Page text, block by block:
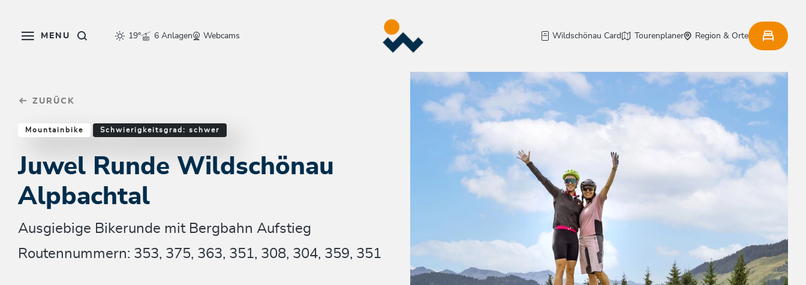
MENU 19° 6 Anlagen Webcams Wildschönau Card Tourenplaner Region & Orte
ZURÜCK
Mountainbike Schwierigkeitsgrad: schwer
Juwel Runde Wildschönau
Alpbachtal
Ausgiebige Bikerunde mit Bergbahn Aufstieg
Routennummern: 353, 375, 363, 351, 308, 304, 359, 351